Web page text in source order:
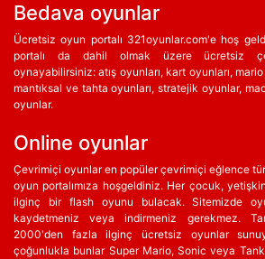
Bedava oyunlar
Ücretsiz oyun portalı 321oyunlar.com'e hoş
portalı da dahil olmak üzere ücretsiz
oynayabilirsiniz: atış oyunları, kart oyunları,
mantıksal ve tahta oyunları, stratejik oyunlar,
oyunlar.
Online oyunlar
Çevrimiçi oyunlar en popüler çevrimiçi eğlence
oyun portalımıza hoşgeldiniz. Her çocuk,
ilginç bir flash oyunu bulacak. Sitemizde
kaydetmeniz veya indirmeniz gerekmez.
2000'den fazla ilginç ücretsiz oyunlar
çoğunlukla bunlar Super Mario, Sonic veya